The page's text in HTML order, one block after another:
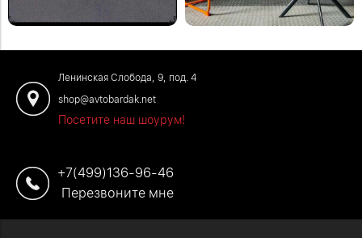
места по телефону: +7 (499) 136-96-
46
металлический стеллаж по телефону:
Ленинская Слобода, 9, под. 4
shop@avtobardak.net
Посетите наш шоурум!
+7(499)136-96-46
Перезвоните мне